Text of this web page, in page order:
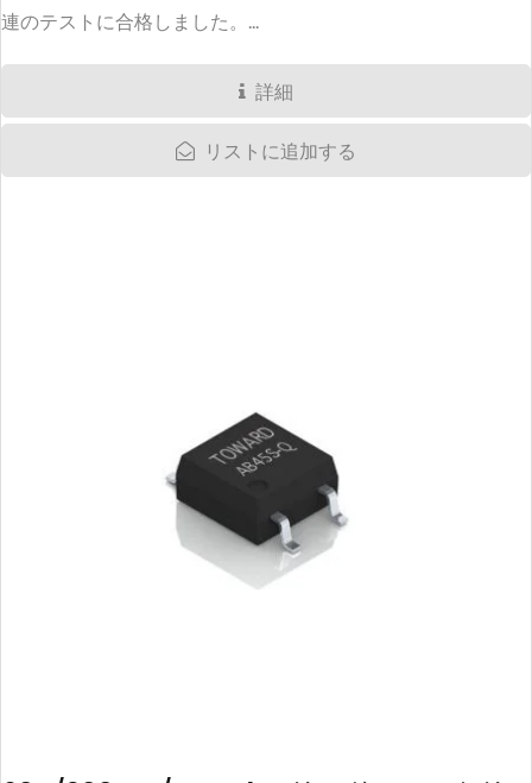
連のテストに合格しました。...
詳細
リストに追加する